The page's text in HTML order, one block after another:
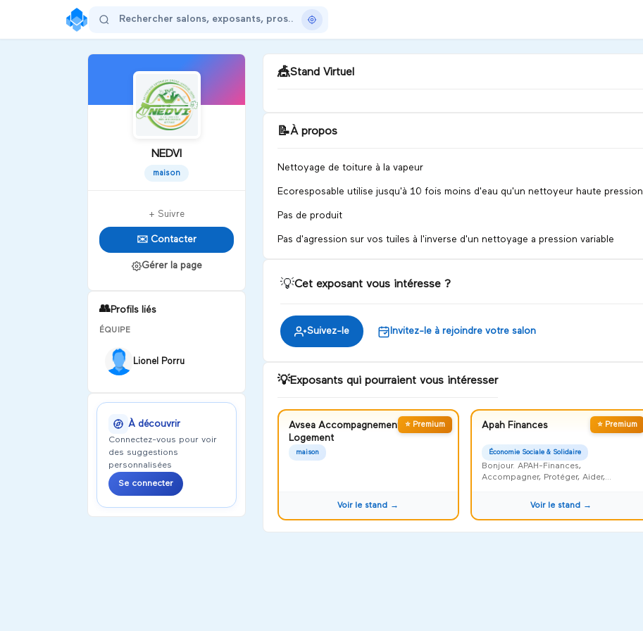
NEDVI
maison
+ Suivre
✉️ Contacter
Gérer la page
👥Profils liés
ÉQUIPE
Lionel Porru
À découvrir
Connectez-vous pour voir
des suggestions
personnalisées
Se connecter
🎪Stand Virtuel
Bienvenue chez NEDVI !
Discuter
📝À propos
Nettoyage de toiture à la vapeur
Ecoresposable utilise jusqu'à 10 fois moins d'eau qu'un nettoyeur haute pression
Pas de produit
Pas d'agression sur vos tuiles à l'inverse d'un nettoyage a pression variable
💡Cet exposant vous intéresse ?
Suivez-le Invitez-le à rejoindre votre salon
💡Exposants qui pourraient vous intéresser
⭐ Premium
Avsea Accompagnement
Logement
maison
Voir le stand →
⭐ Premium
Apah Finances
Économie Sociale & Solidaire
Bonjour. APAH-Finances,
Accompagner, Protéger, Aider,
Voir le stand →